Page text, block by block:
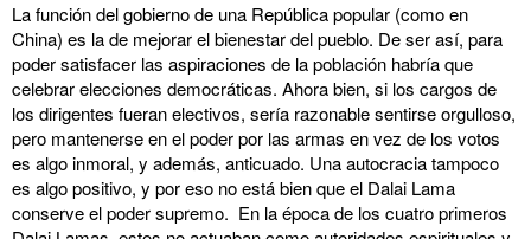
La función del gobierno de una República popular (como en
China) es la de mejorar el bienestar del pueblo. De ser así, para
poder satisfacer las aspiraciones de la población habría que
celebrar elecciones democráticas. Ahora bien, si los cargos de
los dirigentes fueran electivos, sería razonable sentirse orgulloso,
pero mantenerse en el poder por las armas en vez de los votos
es algo inmoral, y además, anticuado. Una autocracia tampoco
es algo positivo, y por eso no está bien que el Dalai Lama
conserve el poder supremo. En la época de los cuatro primeros